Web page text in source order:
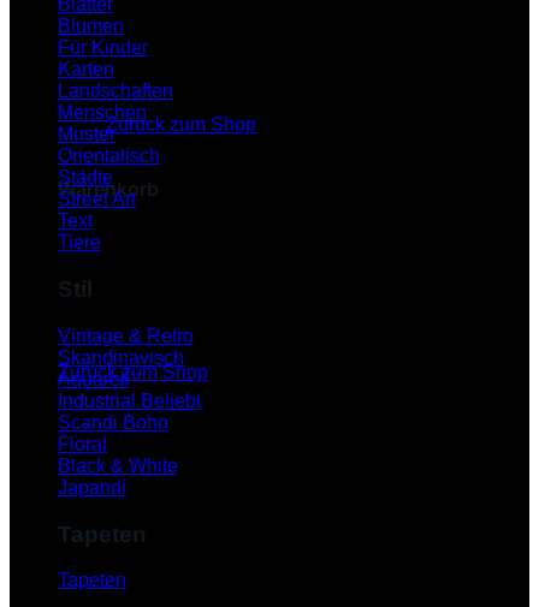
Es befinden sich keine Produkte im Warenkorb.
Zurück zum Shop
Warenkorb
Es befinden sich keine Produkte im Warenkorb.
Zurück zum Shop
Blätter
Blumen
Für Kinder
Karten
Landschaften
Menschen
Muster
Orientalisch
Städte
Street Art
Text
Tiere
Stil
Vintage & Retro
Skandinavisch
Aquarell
Industrial
Scandi Boho
Floral
Black & White
Japandi
Tapeten
Tapeten